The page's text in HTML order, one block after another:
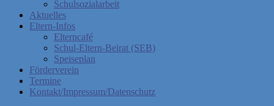
Schulsozialarbeit
Aktuelles
Eltern-Infos
Elterncafé
Schul-Eltern-Beirat (SEB)
Speiseplan
Förderverein
Termine
Kontakt/Impressum/Datenschutz